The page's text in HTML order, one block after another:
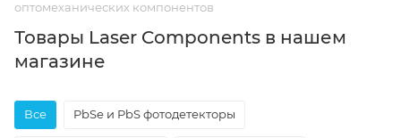
оптомеханических компонентов
Товары Laser Components в нашем
магазине
Все PbSe и PbS фотодетекторы